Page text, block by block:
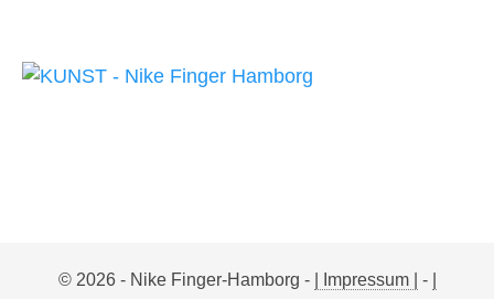
© 2026 - Nike Finger-Hamborg - | Impressum | -